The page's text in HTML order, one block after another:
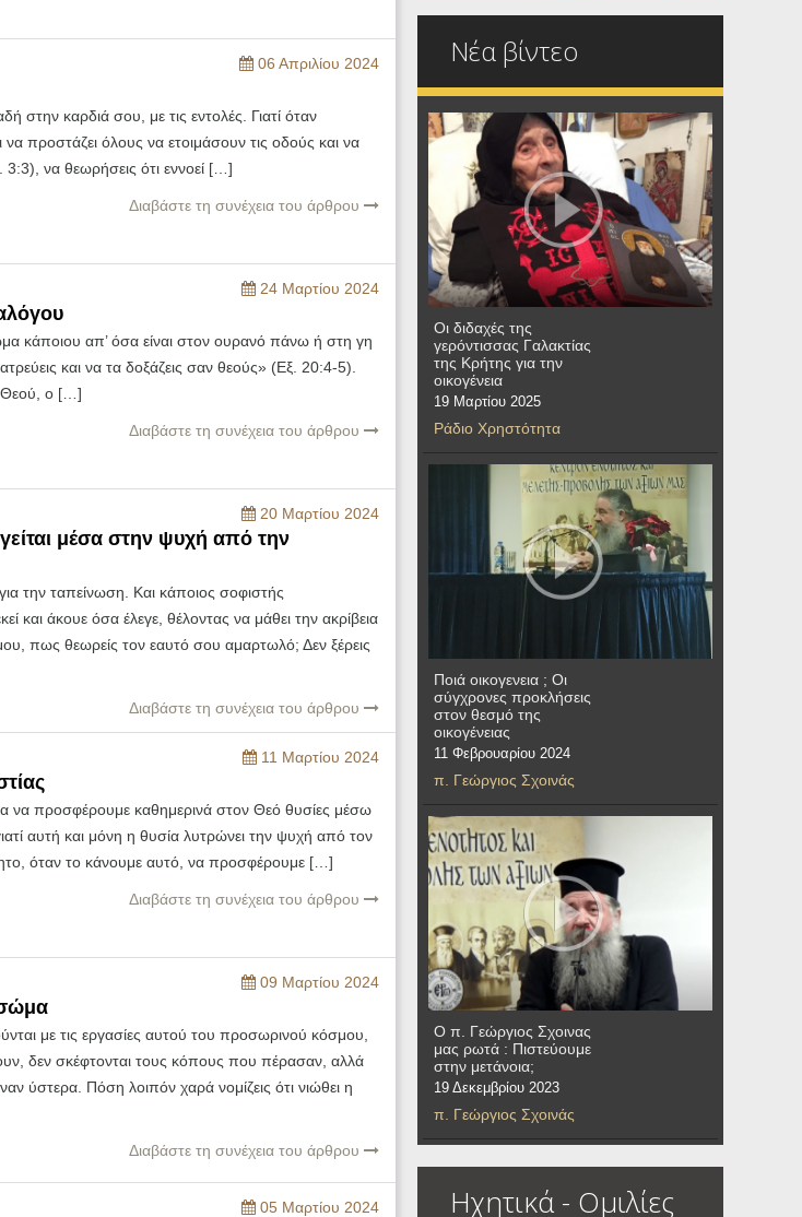
06 Απριλίου 2024
στην καρδιά σου, με τις εντολές. Γιατί όταν
προστάζει όλους να ετοιμάσουν τις οδούς και να
να θεωρήσεις ότι εννοεί […]
Διαβάστε τη συνέχεια του άρθρου
24 Μαρτίου 2024
κάποιου απ’ όσα είναι στον ουρανό πάνω ή στη γη
και να τα δοξάζεις σαν θεούς» (Εξ. 20:4-5).
Θεού, ο […]
Διαβάστε τη συνέχεια του άρθρου
20 Μαρτίου 2024
μέσα στην ψυχή από την
την ταπείνωση. Και κάποιος σοφιστής
και άκουε όσα έλεγε, θέλοντας να μάθει την ακρίβεια
πως θεωρείς τον εαυτό σου αμαρτωλό; Δεν ξέρεις
Διαβάστε τη συνέχεια του άρθρου
11 Μαρτίου 2024
να προσφέρουμε καθημερινά στον Θεό θυσίες μέσω
αυτή και μόνη η θυσία λυτρώνει την ψυχή από τον
όταν το κάνουμε αυτό, να προσφέρουμε […]
Διαβάστε τη συνέχεια του άρθρου
09 Μαρτίου 2024
με τις εργασίες αυτού του προσωρινού κόσμου,
δεν σκέφτονται τους κόπους που πέρασαν, αλλά
ύστερα. Πόση λοιπόν χαρά νομίζεις ότι νιώθει η
Διαβάστε τη συνέχεια του άρθρου
05 Μαρτίου 2024
Νέα βίντεο
Οι διδαχές της
γερόντισσας Γαλακτίας
της Κρήτης για την
οικογένεια
19 Μαρτίου 2025
Ράδιο Χρηστότητα
Ποιά οικογενεια ; Οι
σύγχρονες προκλήσεις
στον θεσμό της
οικογένειας
11 Φεβρουαρίου 2024
π. Γεώργιος Σχοινάς
Ο π. Γεώργιος Σχοινας
μας ρωτά : Πιστεύουμε
στην μετάνοια;
19 Δεκεμβρίου 2023
π. Γεώργιος Σχοινάς
Ηχητικά - Ομιλίες